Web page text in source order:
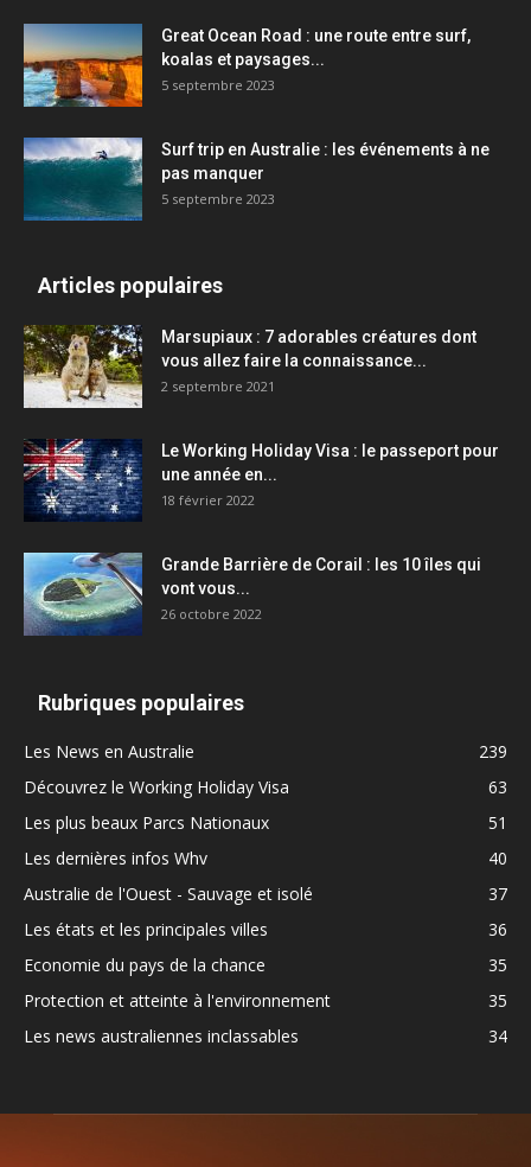
Great Ocean Road : une route entre surf,
koalas et paysages...
5 septembre 2023
Surf trip en Australie : les événements à ne
pas manquer
5 septembre 2023
Articles populaires
Marsupiaux : 7 adorables créatures dont
vous allez faire la connaissance...
2 septembre 2021
Le Working Holiday Visa : le passeport pour
une année en...
18 février 2022
Grande Barrière de Corail : les 10 îles qui
vont vous...
26 octobre 2022
Rubriques populaires
Les News en Australie
239
Découvrez le Working Holiday Visa
63
Les plus beaux Parcs Nationaux
51
Les dernières infos Whv
40
Australie de l'Ouest - Sauvage et isolé
37
Les états et les principales villes
36
Economie du pays de la chance
35
Protection et atteinte à l'environnement
35
Les news australiennes inclassables
34